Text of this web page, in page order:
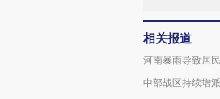
相关报道
河南暴雨导致居
中部战区持续增